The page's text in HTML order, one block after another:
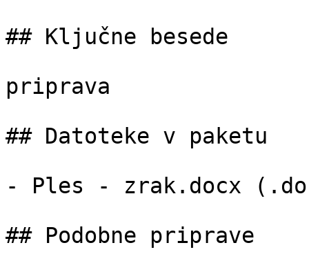
## Ključne besede
priprava
## Datoteke v paketu
- Ples - zrak.docx
## Podobne priprave